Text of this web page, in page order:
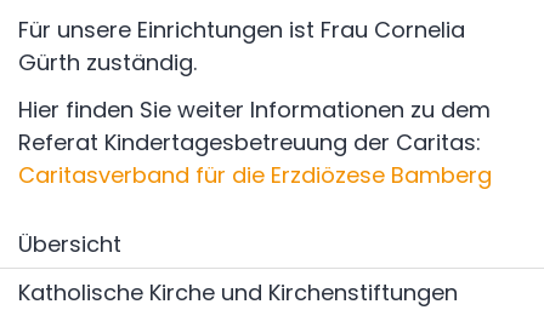
Für unsere Einrichtungen ist Frau Cornelia
Gürth zuständig.
Hier finden Sie weiter Informationen zu dem
Referat Kindertagesbetreuung der Caritas:
Caritasverband für die Erzdiözese Bamberg
Übersicht
Katholische Kirche und Kirchenstiftungen